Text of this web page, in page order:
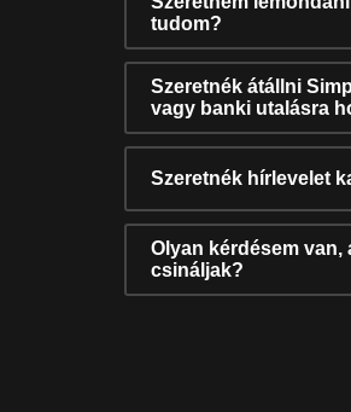
tudom?
Szeretnék átállni
vagy banki utalásra
Szeretnék hírlevelet
Olyan kérdésem van,
csináljak?